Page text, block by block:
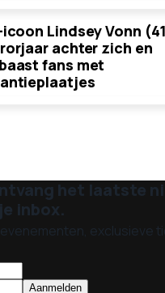
Lindsey Vonn
achter zich en
fans met
het laatste
inbox.
exclusieve